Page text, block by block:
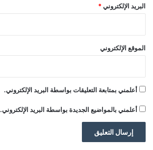
البريد الإلكتروني*
الموقع الإلكتروني
أعلمني بمتابعة التعليقات بواسطة البريد الإلكتروني.
أعلمني بالمواضيع الجديدة بواسطة البريد الإلكتروني.